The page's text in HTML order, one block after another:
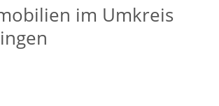
im Umkreis